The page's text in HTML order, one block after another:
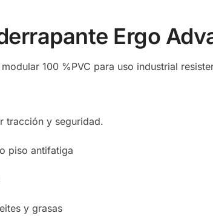
Ergo
100 %PVC para uso industrial
tracción y seguridad.
piso antifatiga
y grasas